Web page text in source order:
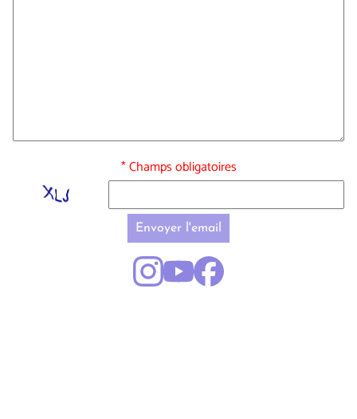
* Champs obligatoires
Envoyer l'email